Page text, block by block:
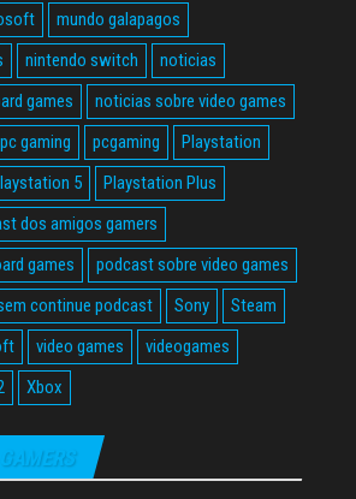
mundo galapagos
nintendo switch
noticias
games
noticias sobre video games
pc gaming pcgaming
Playstation
5
Playstation Plus
dos amigos gamers
games
podcast sobre video games
continue podcast Sony
Steam
video games
videogames
Xbox